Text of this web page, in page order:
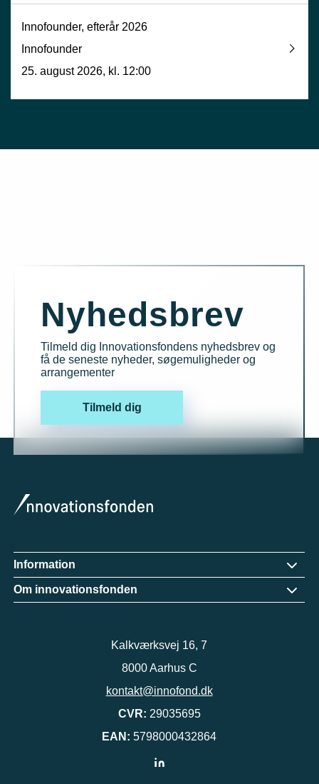
Innofounder, efterår 2026
Innofounder
25. august 2026, kl. 12:00
Nyhedsbrev
Tilmeld dig Innovationsfondens nyhedsbrev og
få de seneste nyheder, søgemuligheder og
arrangementer
Tilmeld dig
Kalkværksvej 16, 7
8000 Aarhus C
kontakt@innofond.dk
CVR: 29035695
EAN: 5798000432864
Information
Om innovationsfonden